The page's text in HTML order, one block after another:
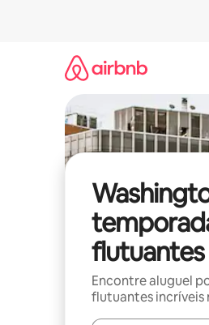
flutuantes
Encontre aluguel
flutuantes incríveis